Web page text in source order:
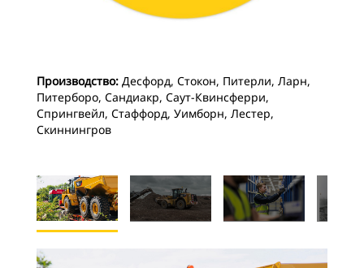
Производство: Десфорд, Стокон, Питерли, Ларн,
Питерборо, Сандиакр, Саут-Квинсферри,
Спрингвейл, Стаффорд, Уимборн, Лестер,
Скиннингров